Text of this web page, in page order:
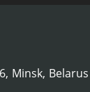
Minsk, Belarus